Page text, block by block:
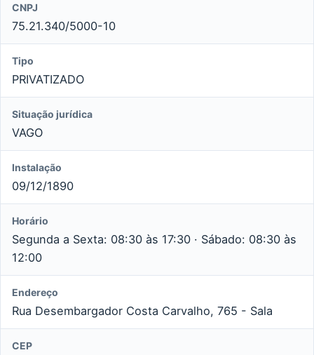
CNPJ
75.21.340/5000-10
Tipo
PRIVATIZADO
Situação jurídica
VAGO
Instalação
09/12/1890
Horário
Segunda a Sexta: 08:30 às 17:30 · Sábado: 08:30 às
12:00
Endereço
Rua Desembargador Costa Carvalho, 765 - Sala
CEP